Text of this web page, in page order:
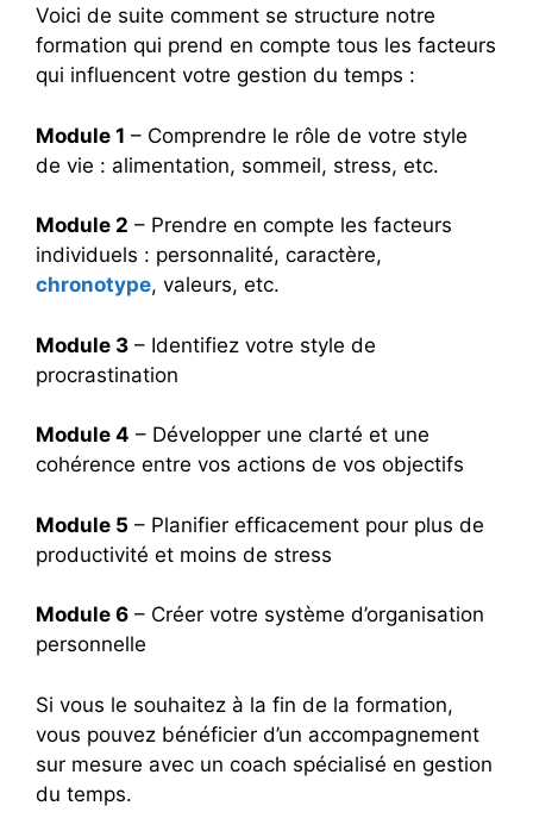
Voici de suite comment se structure notre
formation qui prend en compte tous les facteurs
qui influencent votre gestion du temps :
Module 1 – Comprendre le rôle de votre style
de vie : alimentation, sommeil, stress, etc.
Module 2 – Prendre en compte les facteurs
individuels : personnalité, caractère,
chronotype, valeurs, etc.
Module 3 – Identifiez votre style de
procrastination
Module 4 – Développer une clarté et une
cohérence entre vos actions de vos objectifs
Module 5 – Planifier efficacement pour plus de
productivité et moins de stress
Module 6 – Créer votre système d’organisation
personnelle
Si vous le souhaitez à la fin de la formation,
vous pouvez bénéficier d’un accompagnement
sur mesure avec un coach spécialisé en gestion
du temps.